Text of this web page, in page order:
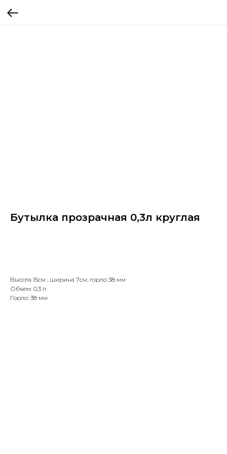
Бутылка прозрачная 0,3л круглая
Высота 15см , ширина 7см, горло 38 мм
Объем: 0,3 л
Горло: 38 мм